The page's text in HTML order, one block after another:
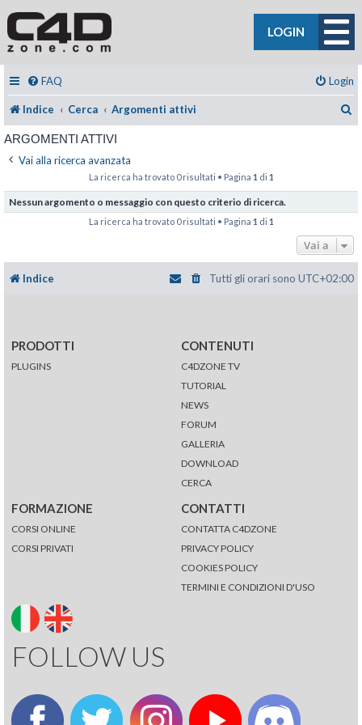
LOGIN
FAQ Login
Indice Cerca Argomenti attivi
ARGOMENTI ATTIVI
Vai alla ricerca avanzata
La ricerca ha trovato 0 risultati • Pagina 1 di 1
Nessun argomento o messaggio con questo criterio di ricerca.
La ricerca ha trovato 0 risultati • Pagina 1 di 1
Vai a
Indice Tutti gli orari sono UTC+02:00
PRODOTTI
PLUGINS
CONTENUTI
C4DZONE TV
TUTORIAL
NEWS
FORUM
GALLERIA
DOWNLOAD
CERCA
FORMAZIONE
CORSI ONLINE
CORSI PRIVATI
CONTATTI
CONTATTA C4DZONE
PRIVACY POLICY
COOKIES POLICY
TERMINI E CONDIZIONI D'USO
FOLLOW US